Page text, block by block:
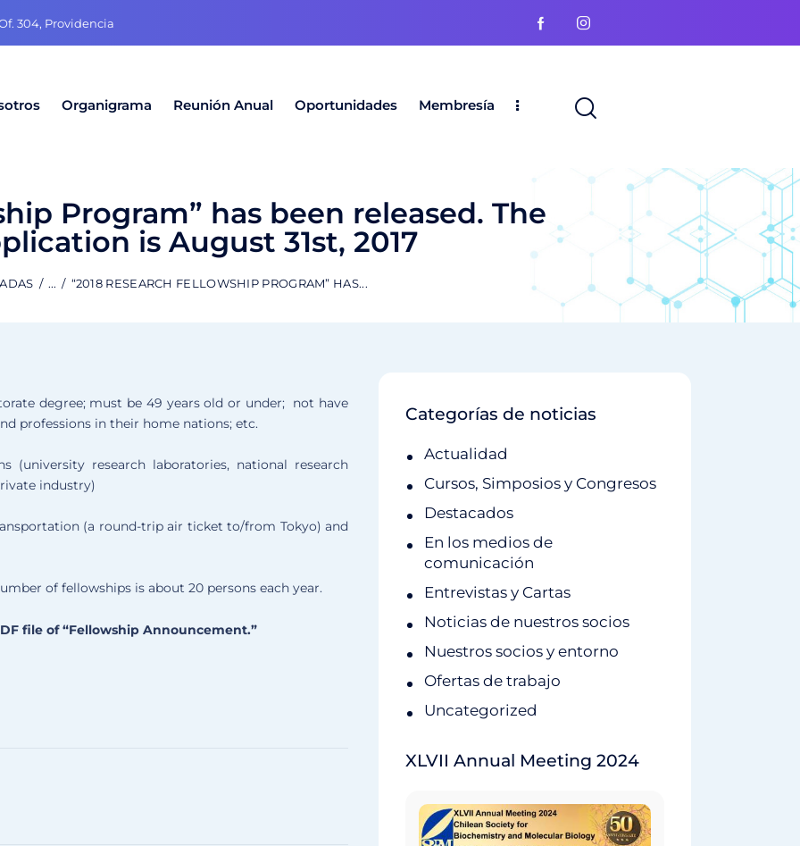
304, Providencia
Organigrama Reunión Anual Oportunidades Membresía
Program” has been released. The
is August 31st, 2017
... “2018 RESEARCH FELLOWSHIP PROGRAM” HAS...
degree; must be 49 years old or under; not have
professions in their home nations; etc.
research laboratories, national research
industry)
(a round-trip air ticket to/from Tokyo) and
of fellowships is about 20 persons each year.
file of “Fellowship Announcement.”
Categorías de noticias
Actualidad
Cursos, Simposios y Congresos
Destacados
En los medios de
comunicación
Entrevistas y Cartas
Noticias de nuestros socios
Nuestros socios y entorno
Ofertas de trabajo
Uncategorized
XLVII Annual Meeting 2024